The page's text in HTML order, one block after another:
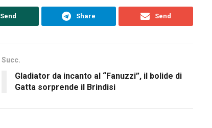
Send Share Send
Succ.
Gladiator da incanto al “Fanuzzi”, il bolide di
Gatta sorprende il Brindisi